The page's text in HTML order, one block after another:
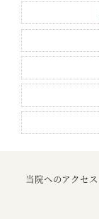
当院へのアクセス